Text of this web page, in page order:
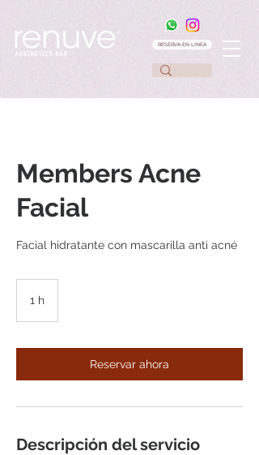
RESERVA EN LINEA
Members Acne
Facial
Facial hidratante con mascarilla anti acné
1 h
Reservar ahora
Descripción del servicio